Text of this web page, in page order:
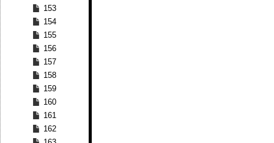
153
154
155
156
157
158
159
160
161
162